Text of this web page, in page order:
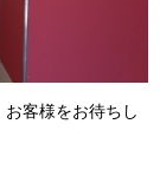
客様をお待ちし